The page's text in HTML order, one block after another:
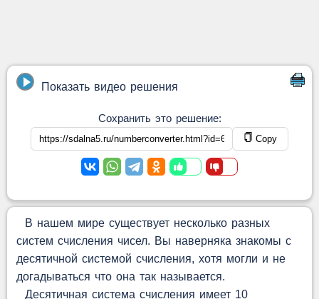
Показать видео решения
Сохранить это решение:
Copy
В нашем мире существует несколько разных
систем счисления чисел. Вы наверняка знакомы с
десятичной системой счисления, хотя могли и не
догадываться что она так называется.
Десятичная система счисления имеет 10